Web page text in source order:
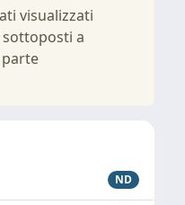
visualizzati
a
ND